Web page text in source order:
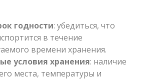
годности: убедиться, что
в течение
времени хранения.
условия хранения: наличие
места, температуры и